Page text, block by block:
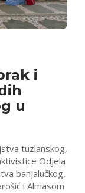
i
u
tuzlanskog,
Odjela
banjalučkog,
i Almasom